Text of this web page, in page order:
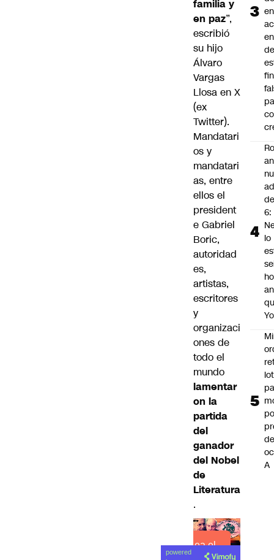
familia y
en paz”,
escribió
su hijo
Álvaro
Vargas
Llosa en X
(ex
Twitter).
Mandatari
os y
mandatari
as, entre
ellos el
president
e Gabriel
Boric,
autoridad
es,
artistas,
escritores
y
organizaci
ones de
todo el
mundo
lamentar
on la
partida
del
ganador
del Nobel
de
Literatura
.
Lea el
powered
de
6:
lo
de
A